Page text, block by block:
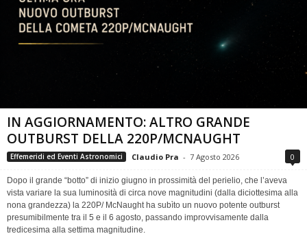
IN AGGIORNAMENTO: ALTRO GRANDE
OUTBURST DELLA 220P/MCNAUGHT
Effemeridi ed Eventi Astronomici Claudio Pra - 7 Agosto 2026 0
Dopo il grande “botto” di inizio giugno in prossimità del perielio, che l’aveva
vista variare la sua luminosità di circa nove magnitudini (dalla diciottesima alla
nona grandezza) la 220P/ McNaught ha subìto un nuovo potente outburst
presumibilmente tra il 5 e il 6 agosto, passando improvvisamente dalla
tredicesima alla settima magnitudine.